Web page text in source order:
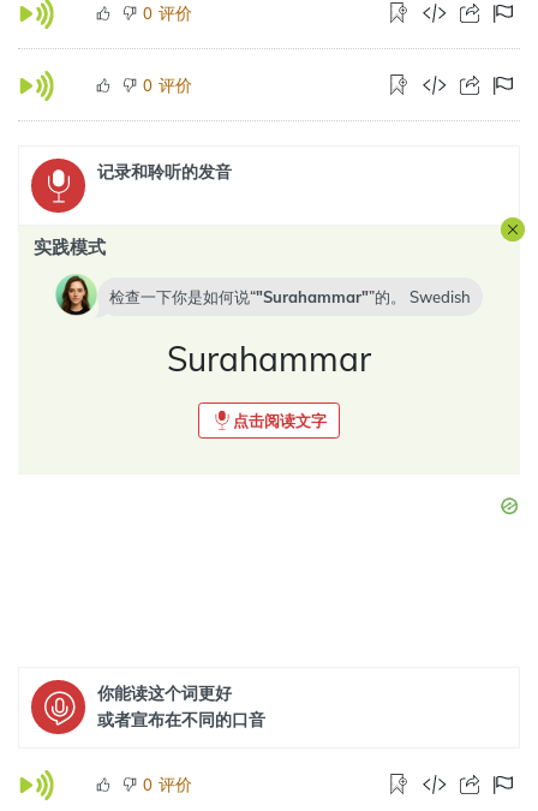
0 评价
0 评价
记录和聆听的发音
实践模式
检查一下你是如何说“ Surahammar ”的。 Swedish
Surahammar
点击阅读文字
你能读这个词更好
或者宣布在不同的口音
0 评价